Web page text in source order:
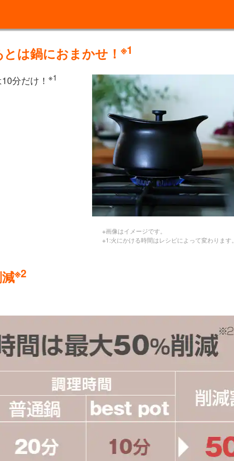
は鍋におまかせ！※1
分だけ！※1
※画像はイメージです。
※1:火にかける時間はレシピによって変わります。
※2